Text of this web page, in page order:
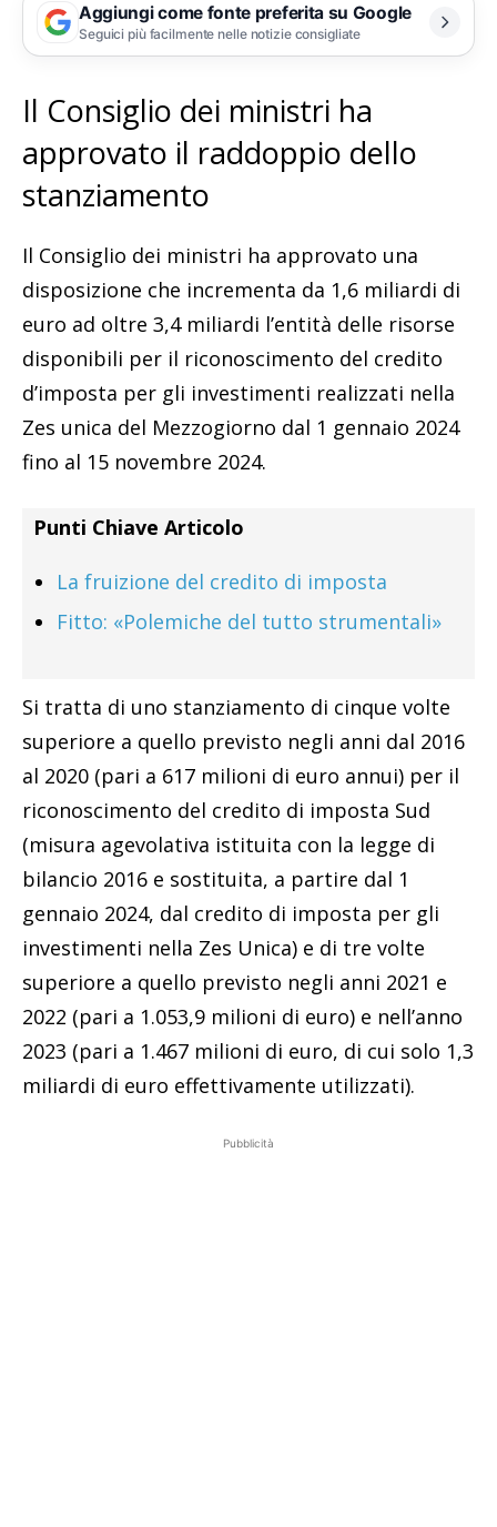
Aggiungi come fonte preferita su Google
Seguici più facilmente nelle notizie consigliate
Il Consiglio dei ministri ha
approvato il raddoppio dello
stanziamento
Il Consiglio dei ministri ha approvato una
disposizione che incrementa da 1,6 miliardi di
euro ad oltre 3,4 miliardi l’entità delle risorse
disponibili per il riconoscimento del credito
d’imposta per gli investimenti realizzati nella
Zes unica del Mezzogiorno dal 1 gennaio 2024
fino al 15 novembre 2024.
Punti Chiave Articolo
La fruizione del credito di imposta
Fitto: «Polemiche del tutto strumentali»
Si tratta di uno stanziamento di cinque volte
superiore a quello previsto negli anni dal 2016
al 2020 (pari a 617 milioni di euro annui) per il
riconoscimento del credito di imposta Sud
(misura agevolativa istituita con la legge di
bilancio 2016 e sostituita, a partire dal 1
gennaio 2024, dal credito di imposta per gli
investimenti nella Zes Unica) e di tre volte
superiore a quello previsto negli anni 2021 e
2022 (pari a 1.053,9 milioni di euro) e nell’anno
2023 (pari a 1.467 milioni di euro, di cui solo 1,3
miliardi di euro effettivamente utilizzati).
Pubblicità